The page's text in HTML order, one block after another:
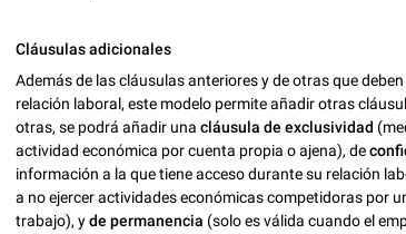
Cláusulas adicionales
Además de las cláusulas anteriores y de otras que
relación laboral, este modelo permite añadir otras
otras, se podrá añadir unacláusula de exclusividad
actividad económica por cuenta propia o ajena), de
información a la que tiene acceso durante su relación
a no ejercer actividades económicas competidoras por
trabajo), yde permanencia (solo es válida cuando el